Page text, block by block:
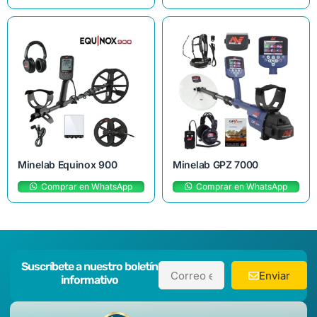
Minelab Equinox 900
Comprar en WhatsApp
Minelab GPZ 7000
Comprar en WhatsApp
Suscríbete a nuestro boletín
informativo
Enviar